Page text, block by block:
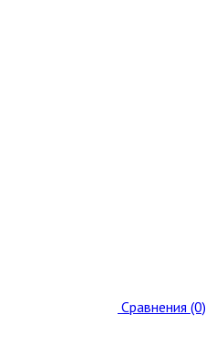
Сравнения (0)